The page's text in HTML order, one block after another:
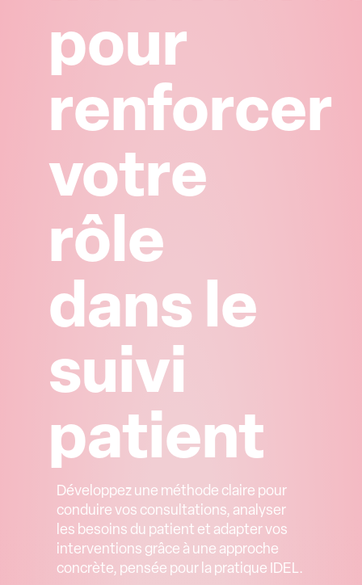
pour
renforcer
votre
rôle
dans le
suivi
patient
Développez une méthode claire pour
conduire vos consultations, analyser
les besoins du patient et adapter vos
interventions grâce à une approche
concrète, pensée pour la pratique IDEL.